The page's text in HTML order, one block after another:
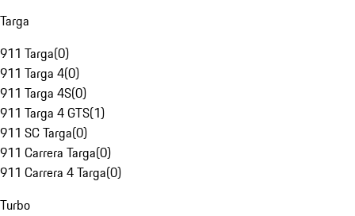
Targa
911 Targa(0)
911 Targa 4(0)
911 Targa 4S(0)
911 Targa 4 GTS(1)
911 SC Targa(0)
911 Carrera Targa(0)
911 Carrera 4 Targa(0)
Turbo